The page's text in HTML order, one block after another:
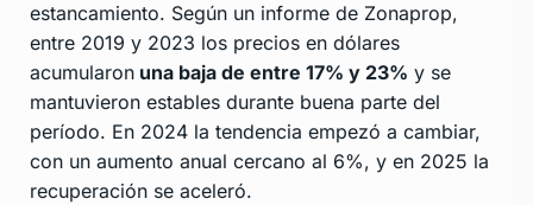
estancamiento. Según un informe de Zonaprop,
entre 2019 y 2023 los precios en dólares
acumularon una baja de entre 17% y 23% y se
mantuvieron estables durante buena parte del
período. En 2024 la tendencia empezó a cambiar,
con un aumento anual cercano al 6%, y en 2025 la
recuperación se aceleró.